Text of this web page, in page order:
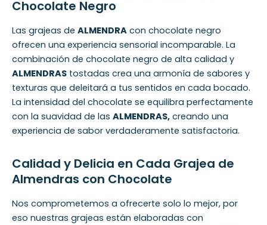
Chocolate Negro
Las grajeas de ALMENDRA con chocolate negro
ofrecen una experiencia sensorial incomparable. La
combinación de chocolate negro de alta calidad y
ALMENDRAS tostadas crea una armonía de sabores y
texturas que deleitará a tus sentidos en cada bocado.
La intensidad del chocolate se equilibra perfectamente
con la suavidad de las ALMENDRAS, creando una
experiencia de sabor verdaderamente satisfactoria.
Calidad y Delicia en Cada Grajea de
Almendras con Chocolate
Nos comprometemos a ofrecerte solo lo mejor, por
eso nuestras grajeas están elaboradas con